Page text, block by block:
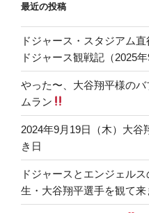
最近の投稿
ドジャース・スタジアム
ドジャース観戦記（2025年
やった〜、大谷翔平様の
ムラン
2024年9月19日（木）大谷
き日
ドジャースとエンジェル
生・大谷翔平選手を観て来